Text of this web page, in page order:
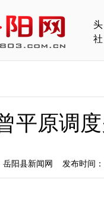
平原调
阳县新闻网 发布时间